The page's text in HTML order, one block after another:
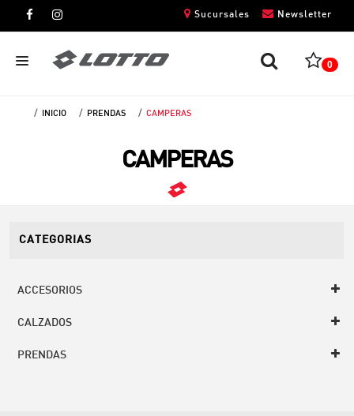
Newsletter
Sucursales
0
INICIO PRENDAS CAMPERAS
CAMPERAS
CATEGORIAS
ACCESORIOS
CALZADOS
PRENDAS